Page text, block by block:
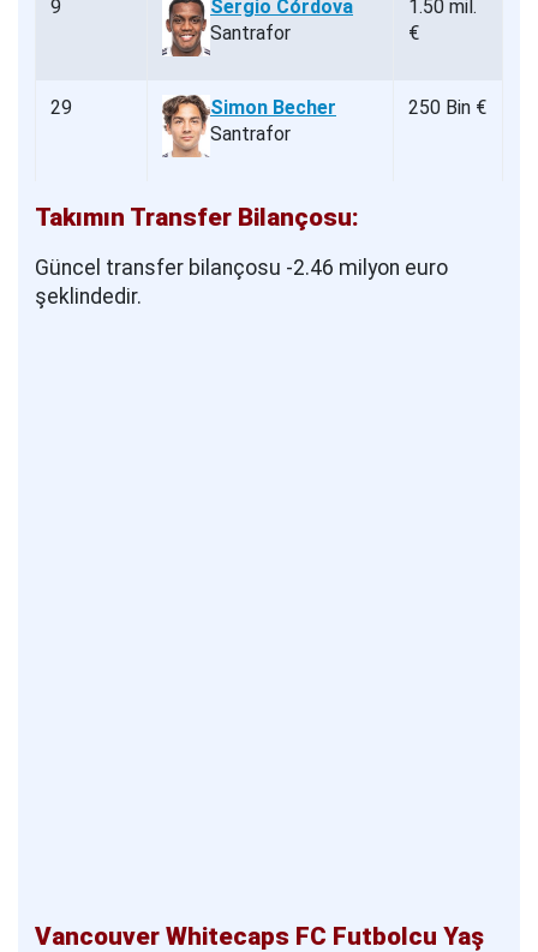
9
Sergio Córdova
Santrafor
1.50 mil.
€
29
Simon Becher
Santrafor
250 Bin €
Takımın Transfer Bilançosu:
Güncel transfer bilançosu -2.46 milyon euro
şeklindedir.
Vancouver Whitecaps FC Futbolcu Yaş